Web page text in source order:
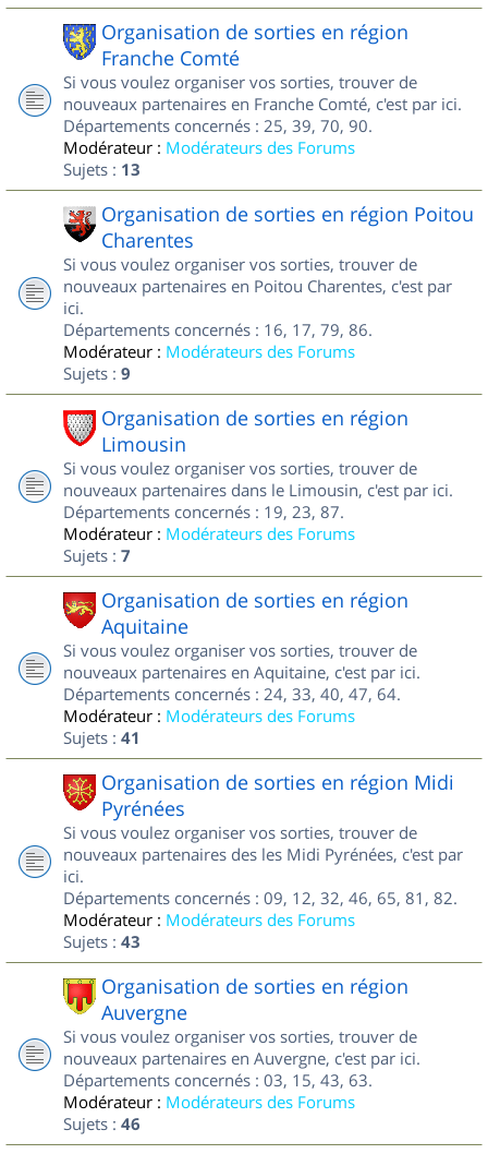
Organisation de sorties en région
Franche Comté
Si vous voulez organiser vos sorties, trouver de
nouveaux partenaires en Franche Comté, c'est par ici.
Départements concernés : 25, 39, 70, 90.
Modérateur : Modérateurs des Forums
Sujets : 13
Organisation de sorties en région Poitou
Charentes
Si vous voulez organiser vos sorties, trouver de
nouveaux partenaires en Poitou Charentes, c'est par
ici.
Départements concernés : 16, 17, 79, 86.
Modérateur : Modérateurs des Forums
Sujets : 9
Organisation de sorties en région
Limousin
Si vous voulez organiser vos sorties, trouver de
nouveaux partenaires dans le Limousin, c'est par ici.
Départements concernés : 19, 23, 87.
Modérateur : Modérateurs des Forums
Sujets : 7
Organisation de sorties en région
Aquitaine
Si vous voulez organiser vos sorties, trouver de
nouveaux partenaires en Aquitaine, c'est par ici.
Départements concernés : 24, 33, 40, 47, 64.
Modérateur : Modérateurs des Forums
Sujets : 41
Organisation de sorties en région Midi
Pyrénées
Si vous voulez organiser vos sorties, trouver de
nouveaux partenaires des les Midi Pyrénées, c'est par
ici.
Départements concernés : 09, 12, 32, 46, 65, 81, 82.
Modérateur : Modérateurs des Forums
Sujets : 43
Organisation de sorties en région
Auvergne
Si vous voulez organiser vos sorties, trouver de
nouveaux partenaires en Auvergne, c'est par ici.
Départements concernés : 03, 15, 43, 63.
Modérateur : Modérateurs des Forums
Sujets : 46